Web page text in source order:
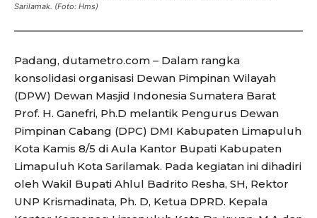
Sarilamak. (Foto: Hms)
Padang, dutametro.com – Dalam rangka
konsolidasi organisasi Dewan Pimpinan Wilayah
(DPW) Dewan Masjid Indonesia Sumatera Barat
Prof. H. Ganefri, Ph.D melantik Pengurus Dewan
Pimpinan Cabang (DPC) DMI Kabupaten Limapuluh
Kota Kamis 8/5 di Aula Kantor Bupati Kabupaten
Limapuluh Kota Sarilamak. Pada kegiatan ini dihadiri
oleh Wakil Bupati Ahlul Badrito Resha, SH, Rektor
UNP Krismadinata, Ph. D, Ketua DPRD. Kepala